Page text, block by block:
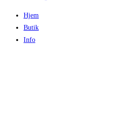
Hjem
Butik
Info